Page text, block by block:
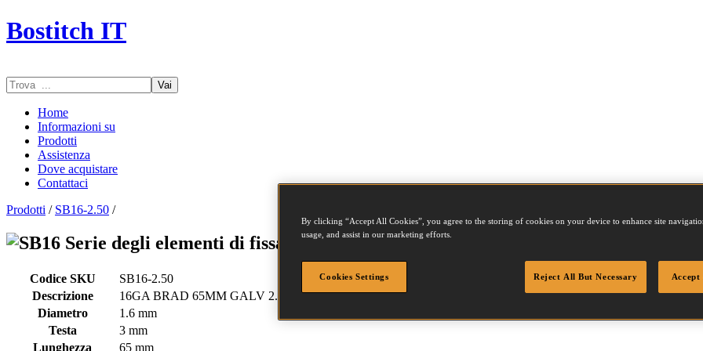
Bostitch IT
Vai
Home
Informazioni su
Prodotti
Assistenza
Dove acquistare
Contattaci
Prodotti / SB16-2.50 /
Serie degli elementi di fissaggio - SB16-2.50
Codice SKU
SB16-2.50
Descrizione
16GA BRAD 65MM GALV 2.5M
Diametro
1.6 mm
Testa
3 mm
Lunghezza
65 mm
By clicking “Accept All Cookies”, you agree to the storing of cookies on your device to enhance site
usage, and assist in our marketing efforts.
Cookies Settings Reject All But Necessary Accept